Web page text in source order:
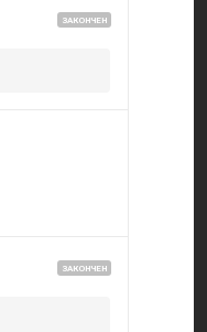
ЗАКОНЧЕН
ЗАКОНЧЕН